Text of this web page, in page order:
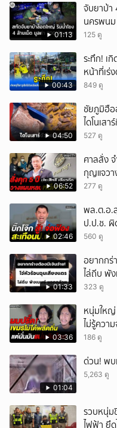
01:13
จับยาบ้า
นครพนม
125 ดู
00:43
ระทึก! เ
หน้าที่เร่
849 ดู
04:50
ชัยภูมิฮือ
ไดโนเส
527 ดู
06:52
ศาลสั่ง
กุญแจวา
277 ดู
02:46
พล.ต.อ.
ป.ป.ช.
คดีซ้ำซ้อน
560 ดู
01:33
อยากกร่
ไล่ถีบ พั
323 ดู
03:36
หนุ่มใหญ่
ไม่รู้ควา
186 ดู
01:04
ด่วน! พบ
5,263 ดู
รวบหนุ่ม
ไฟฟ้า ยึ